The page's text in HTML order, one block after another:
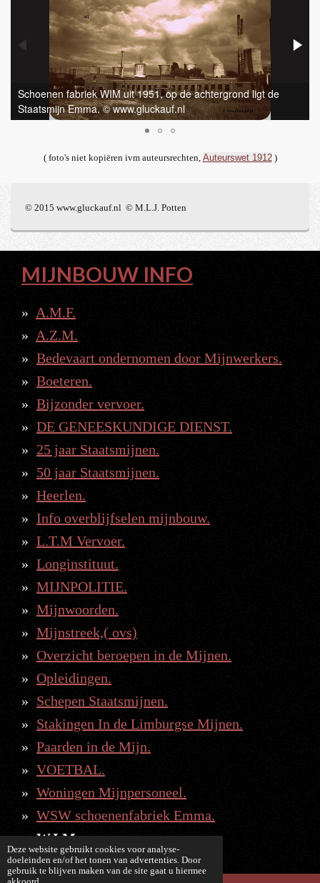
Deze website gebruikt cookies voor analyse-
doeleinden en/of het tonen van advertenties. Door
gebruik te blijven maken van de site gaat u hiermee
Schoenen fabriek WIM uit 1951, op de achtergrond ligt de
Staatsmijn Emma. © www.gluckauf.nl
( foto's niet kopiëren ivm auteursrechten, Auteurswet 1912)
© 2015 www.gluckauf.nl © M.L.J. Potten
MIJNBOUW INFO
A.M.F.
A.Z.M.
Bedevaart ondernomen door Mijnwerkers.
Boeteren.
Bijzonder vervoer.
DE GENEESKUNDIGE DIENST.
25 jaar Staatsmijnen.
50 jaar Staatsmijnen.
Heerlen.
Info overblijfselen mijnbouw.
L.T.M Vervoer.
Longinstituut.
MIJNPOLITIE.
Mijnwoorden.
Mijnstreek,( ovs)
Overzicht beroepen in de Mijnen.
Opleidingen.
Schepen Staatsmijnen.
Stakingen In de Limburgse Mijnen.
Paarden in de Mijn.
VOETBAL.
Woningen Mijnpersoneel.
WSW schoenenfabriek Emma.
W.I.M.